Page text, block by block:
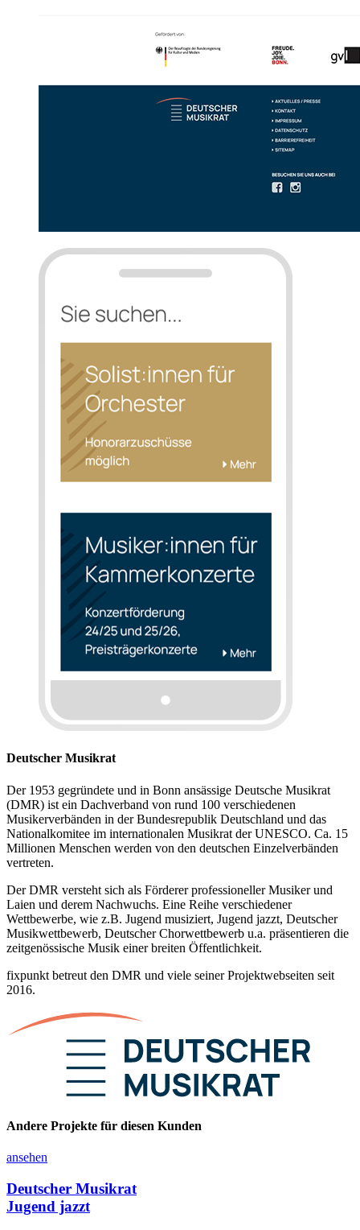
Deutscher Musikrat
Der 1953 gegründete und in Bonn ansässige Deutsche Musikrat
(DMR) ist ein Dachverband von rund 100 verschiedenen
Musikerverbänden in der Bundesrepublik Deutschland und das
Nationalkomitee im internationalen Musikrat der UNESCO. Ca. 15
Millionen Menschen werden von den deutschen Einzelverbänden
vertreten.
Der DMR versteht sich als Förderer professioneller Musiker und
Laien und derem Nachwuchs. Eine Reihe verschiedener
Wettbewerbe, wie z.B. Jugend musiziert, Jugend jazzt, Deutscher
Musikwettbewerb, Deutscher Chorwettbewerb u.a. präsentieren die
zeitgenössische Musik einer breiten Öffentlichkeit.
fixpunkt betreut den DMR und viele seiner Projektwebseiten seit
2016.
Andere Projekte für diesen Kunden
ansehen
Deutscher Musikrat
Jugend jazzt